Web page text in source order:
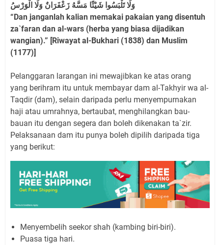
وَلَا تَلْبَسُوا شَيْئًا مَسَّهُ زَعْفَرَانٌ وَلَا الْوَرْسُ
“Dan janganlah kalian memakai pakaian yang disentuh
za`faran dan al-wars (herba yang biasa dijadikan
wangian).” [Riwayat al-Bukhari (1838) dan Muslim
(1177)]
Pelanggaran larangan ini mewajibkan ke atas orang
yang berihram itu untuk membayar dam al-Takhyir wa al-
Taqdir (dam), selain daripada perlu menyempurnakan
haji atau umrahnya, bertaubat, menghilangkan bau-
bauan itu dengan segera dan boleh dikenakan ta`zir.
Pelaksanaan dam itu punya boleh dipilih daripada tiga
yang berikut:
Menyembelih seekor shah (kambing biri-biri).
Puasa tiga hari.